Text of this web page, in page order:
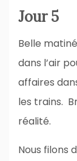
Jour 5
Belle
dans l’air
affaires
les trains.
réalité.
Nous filons